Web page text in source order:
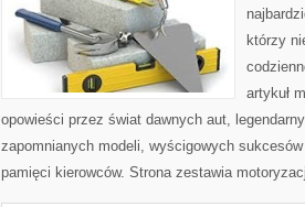
którzy
artykuł
opowieści przez świat dawnych aut,
zapomnianych modeli, wyścigowych
pamięci kierowców. Strona zestawia